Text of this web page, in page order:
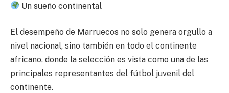
Un sueño continental
El desempeño de Marruecos no solo genera orgullo a
nivel nacional, sino también en todo el continente
africano, donde la selección es vista como una de las
principales representantes del fútbol juvenil del
continente.